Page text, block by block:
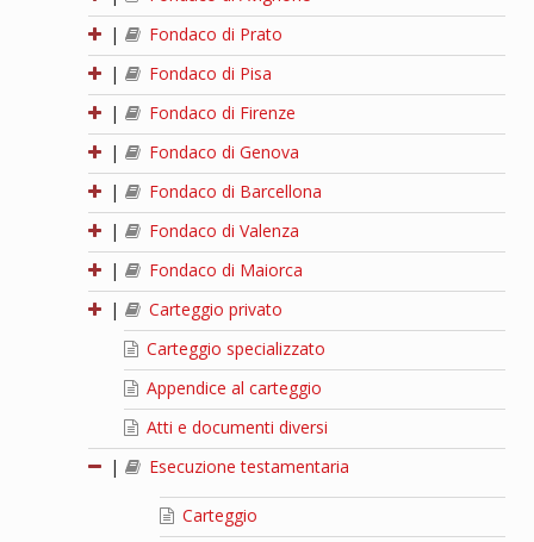
|
Fondaco di Prato
|
Fondaco di Pisa
|
Fondaco di Firenze
|
Fondaco di Genova
|
Fondaco di Barcellona
|
Fondaco di Valenza
|
Fondaco di Maiorca
|
Carteggio privato
Carteggio specializzato
Appendice al carteggio
Atti e documenti diversi
|
Esecuzione testamentaria
Carteggio